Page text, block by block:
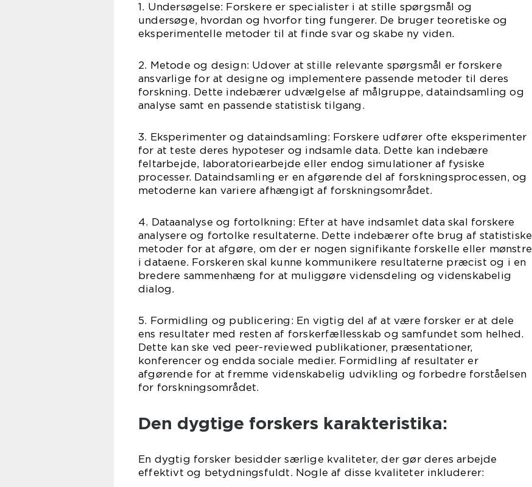
1. Undersøgelse: Forskere er specialister i at stille spørgsmål og
undersøge, hvordan og hvorfor ting fungerer. De bruger teoretiske og
eksperimentelle metoder til at finde svar og skabe ny viden.
2. Metode og design: Udover at stille relevante spørgsmål er forskere
ansvarlige for at designe og implementere passende metoder til deres
forskning. Dette indebærer udvælgelse af målgruppe, dataindsamling og
analyse samt en passende statistisk tilgang.
3. Eksperimenter og dataindsamling: Forskere udfører ofte eksperimenter
for at teste deres hypoteser og indsamle data. Dette kan indebære
feltarbejde, laboratoriearbejde eller endog simulationer af fysiske
processer. Dataindsamling er en afgørende del af forskningsprocessen, og
metoderne kan variere afhængigt af forskningsområdet.
4. Dataanalyse og fortolkning: Efter at have indsamlet data skal forskere
analysere og fortolke resultaterne. Dette indebærer ofte brug af statistiske
metoder for at afgøre, om der er nogen signifikante forskelle eller mønstre
i dataene. Forskeren skal kunne kommunikere resultaterne præcist og i en
bredere sammenhæng for at muliggøre vidensdeling og videnskabelig
dialog.
5. Formidling og publicering: En vigtig del af at være forsker er at dele
ens resultater med resten af forskerfællesskab og samfundet som helhed.
Dette kan ske ved peer-reviewed publikationer, præsentationer,
konferencer og endda sociale medier. Formidling af resultater er
afgørende for at fremme videnskabelig udvikling og forbedre forståelsen
for forskningsområdet.
Den dygtige forskers karakteristika:
En dygtig forsker besidder særlige kvaliteter, der gør deres arbejde
effektivt og betydningsfuldt. Nogle af disse kvaliteter inkluderer: